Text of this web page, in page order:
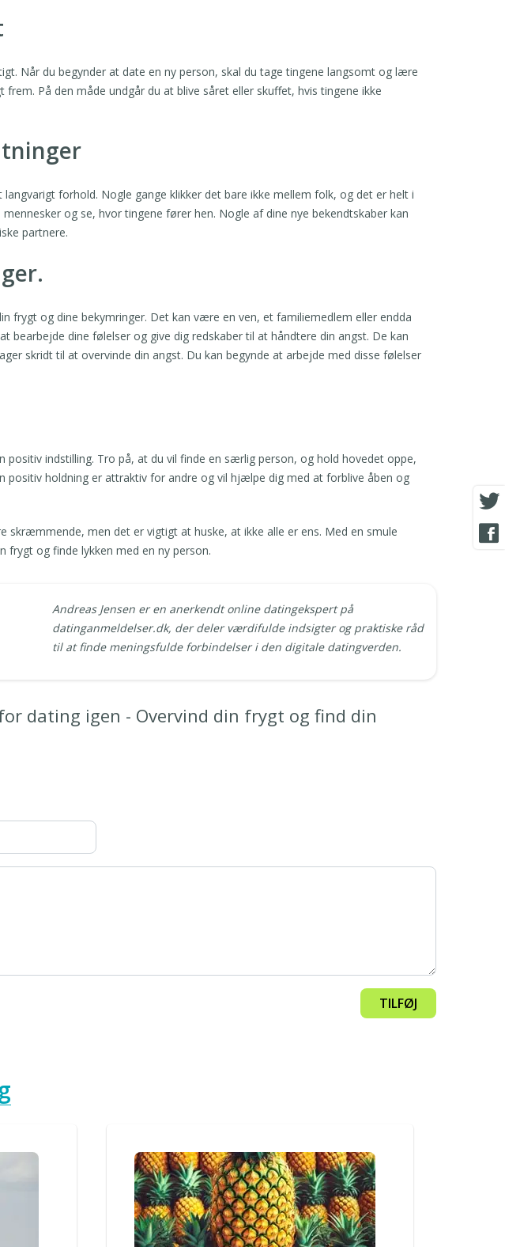
Når du begynder at date en ny person, skal du tage tingene langsomt og lære
På den måde undgår du at blive såret eller skuffet, hvis tingene ikke
forhold. Nogle gange klikker det bare ikke mellem folk, og det er helt i
og se, hvor tingene fører hen. Nogle af dine nye bekendtskaber kan
partnere.
frygt og dine bekymringer. Det kan være en ven, et familiemedlem eller endda
bearbejde dine følelser og give dig redskaber til at håndtere din angst. De kan
skridt til at overvinde din angst. Du kan begynde at arbejde med disse følelser
indstilling. Tro på, at du vil finde en særlig person, og hold hovedet oppe,
positiv holdning er attraktiv for andre og vil hjælpe dig med at forblive åben og
skræmmende, men det er vigtigt at huske, at ikke alle er ens. Med en smule
frygt og finde lykken med en ny person.
Andreas Jensen er en anerkendt online datingekspert på
datinganmeldelser.dk, der deler værdifulde indsigter og praktiske råd
til at finde meningsfulde forbindelser i den digitale datingverden.
dating igen - Overvind din frygt og find din
TILFØJ